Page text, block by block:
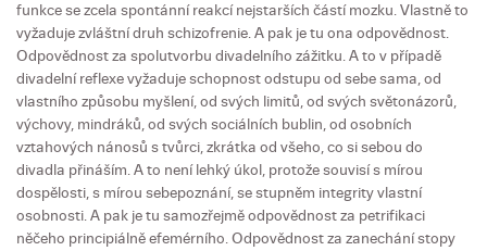
funkce se zcela spontánní reakcí nejstarších částí mozku. Vlastně to
vyžaduje zvláštní druh schizofrenie. A pak je tu ona odpovědnost.
Odpovědnost za spolutvorbu divadelního zážitku. A to v případě
divadelní reflexe vyžaduje schopnost odstupu od sebe sama, od
vlastního způsobu myšlení, od svých limitů, od svých světonázorů,
výchovy, mindráků, od svých sociálních bublin, od osobních
vztahových nánosů s tvůrci, zkrátka od všeho, co si sebou do
divadla přináším. A to není lehký úkol, protože souvisí s mírou
dospělosti, s mírou sebepoznání, se stupněm integrity vlastní
osobnosti. A pak je tu samozřejmě odpovědnost za petrifikaci
něčeho principiálně efemérního. Odpovědnost za zanechání stopy